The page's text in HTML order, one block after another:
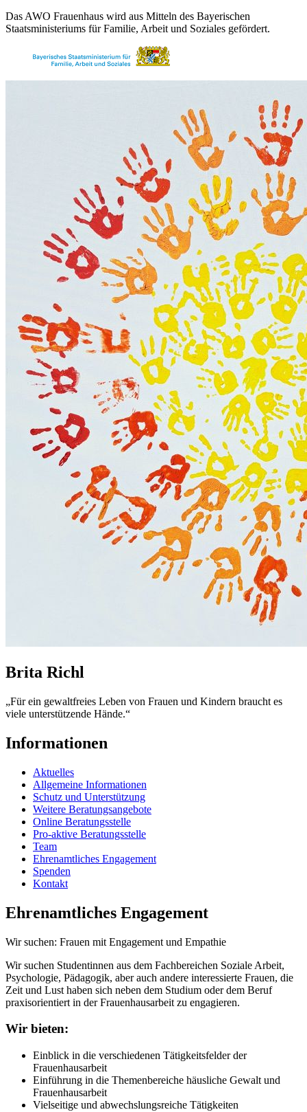
Das AWO Frauenhaus wird aus Mitteln des Bayerischen
Staatsministeriums für Familie, Arbeit und Soziales gefördert.
Brita Richl
„Für ein gewaltfreies Leben von Frauen und Kindern braucht es
viele unterstützende Hände.“
Informationen
Aktuelles
Allgemeine Informationen
Schutz und Unterstützung
Weitere Beratungsangebote
Online Beratungsstelle
Pro-aktive Beratungsstelle
Team
Ehrenamtliches Engagement
Spenden
Kontakt
Ehrenamtliches Engagement
Wir suchen: Frauen mit Engagement und Empathie
Wir suchen Studentinnen aus dem Fachbereichen Soziale Arbeit,
Psychologie, Pädagogik, aber auch andere interessierte Frauen, die
Zeit und Lust haben sich neben dem Studium oder dem Beruf
praxisorientiert in der Frauenhausarbeit zu engagieren.
Wir bieten:
Einblick in die verschiedenen Tätigkeitsfelder der
Frauenhausarbeit
Einführung in die Themenbereiche häusliche Gewalt und
Frauenhausarbeit
Vielseitige und abwechslungsreiche Tätigkeiten